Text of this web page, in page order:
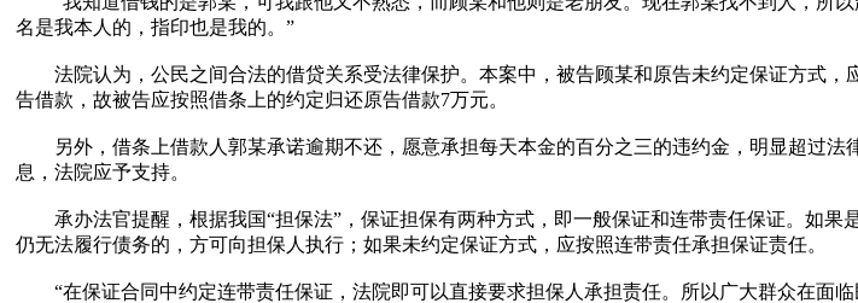
名是我本人的，指印也是我的。”
法院认为，公民之间合法的借贷关系受法律保护。本案中，被告顾某和原告未约定保证方式，
告借款，故被告应按照借条上的约定归还原告借款7万元。
另外，借条上借款人郭某承诺逾期不还，愿意承担每天本金的百分之三的违约金，明显超过法
息，法院应予支持。
承办法官提醒，根据我国“担保法”，保证担保有两种方式，即一般保证和连带责任保证。如果
仍无法履行债务的，方可向担保人执行；如果未约定保证方式，应按照连带责任承担保证责任。
“在保证合同中约定连带责任保证，法院即可以直接要求担保人承担责任。所以广大群众在面